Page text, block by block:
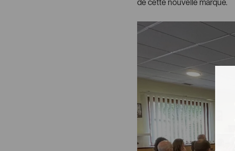
de cette nouvelle marque.